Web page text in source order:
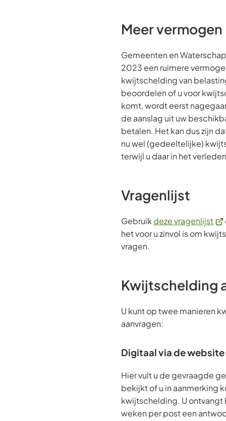
Meer vermogen
Gemeenten en
2023 een ruimere
kwijtschelding van
beoordelen of u voor
komt, wordt eerst
de aanslag uit uw
betalen. Het kan dus zijn
nu wel (gedeeltelijke)
terwijl u daar in het
Vragenlijst
Gebruik deze vragenlijst
het voor u zinvol is om
vragen.
Kwijtschelding
U kunt op twee manieren
aanvragen:
Digitaal via de
Hier vult u de gevraagde
bekijkt of u in aanmerking
kwijtschelding. U ontvangt
weken per post een